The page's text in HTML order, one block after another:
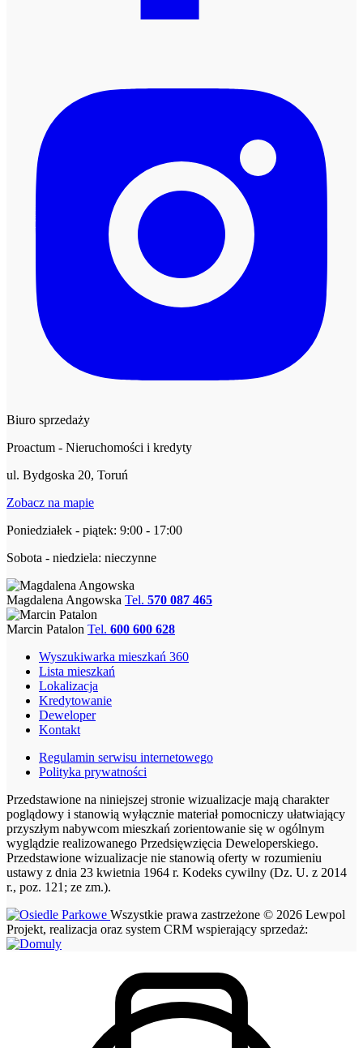
Biuro sprzedaży
Proactum - Nieruchomości i kredyty
ul. Bydgoska 20, Toruń
Zobacz na mapie
Poniedziałek - piątek: 9:00 - 17:00
Sobota - niedziela: nieczynne
Magdalena Angowska Tel. 570 087 465
Marcin Patalon Tel. 600 600 628
Wyszukiwarka mieszkań 360
Lista mieszkań
Lokalizacja
Kredytowanie
Deweloper
Kontakt
Regulamin serwisu internetowego
Polityka prywatności
Przedstawione na niniejszej stronie wizualizacje mają charakter
poglądowy i stanowią wyłącznie materiał pomocniczy ułatwiający
przyszłym nabywcom mieszkań zorientowanie się w ogólnym
wyglądzie realizowanego Przedsięwzięcia Deweloperskiego.
Przedstawione wizualizacje nie stanowią oferty w rozumieniu
ustawy z dnia 23 kwietnia 1964 r. Kodeks cywilny (Dz. U. z 2014
r., poz. 121; ze zm.).
Wszystkie prawa zastrzeżone © 2026 Lewpol
Projekt, realizacja oraz system CRM wspierający sprzedaż: